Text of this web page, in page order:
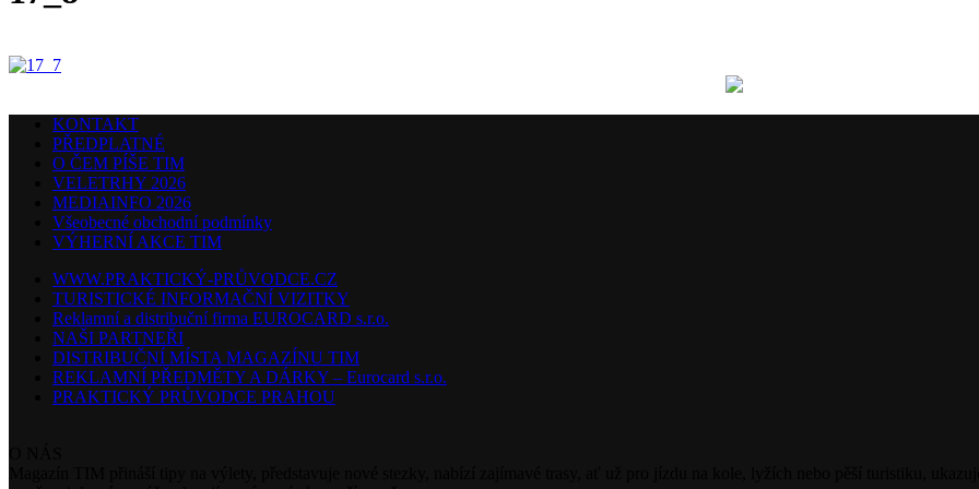
KONTAKT
PŘEDPLATNÉ
O ČEM PÍŠE TIM
VELETRHY 2026
MEDIAINFO 2026
Všeobecné obchodní podmínky
VÝHERNÍ AKCE TIM
WWW.PRAKTICKÝ-PRŮVODCE.CZ
TURISTICKÉ INFORMAČNÍ VIZITKY
Reklamní a distribuční firma EUROCARD s.r.o.
NAŠI PARTNEŘI
DISTRIBUČNÍ MÍSTA MAGAZÍNU TIM
REKLAMNÍ PŘEDMĚTY A DÁRKY – Eurocard s.r.o.
PRAKTICKÝ PRŮVODCE PRAHOU